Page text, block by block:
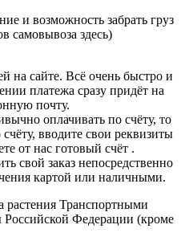
и возможность забрать груз
самовывоза здесь)
на сайте. Всё очень быстро и
платежа сразу придёт на
почту.
оплачивать по счёту, то
вводите свои реквизиты
от нас готовый счёт .
свой заказ непосредственно
картой или наличными.
растения Транспортными
Федерации (кроме